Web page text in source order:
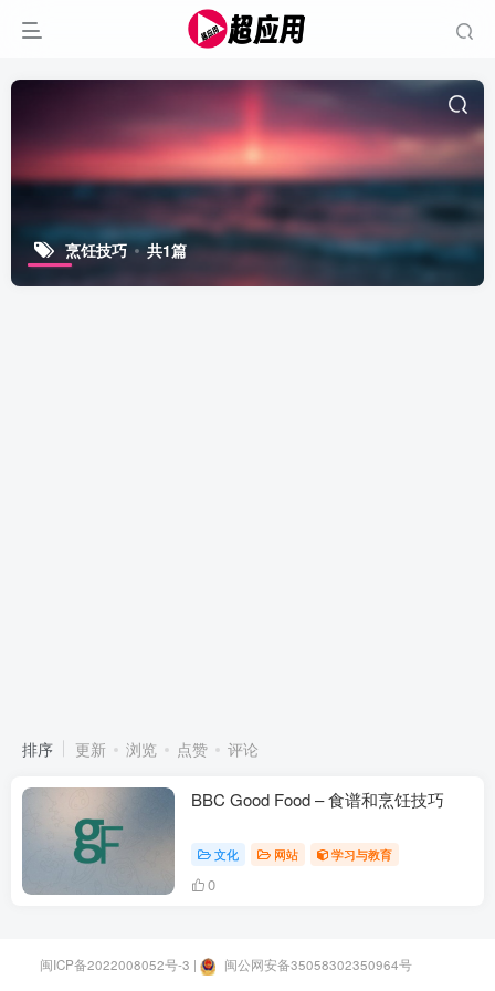
烹饪技巧 共1篇
排序 更新 浏览 点赞 评论
BBC Good Food – 食谱和烹饪技巧
文化 网站 学习与教育
0
闽ICP备2022008052号-3 | 闽公网安备35058302350964号